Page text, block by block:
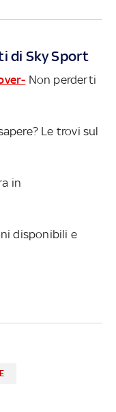
di Sky Sport
Non perderti
Le trovi sul
in
disponibili e